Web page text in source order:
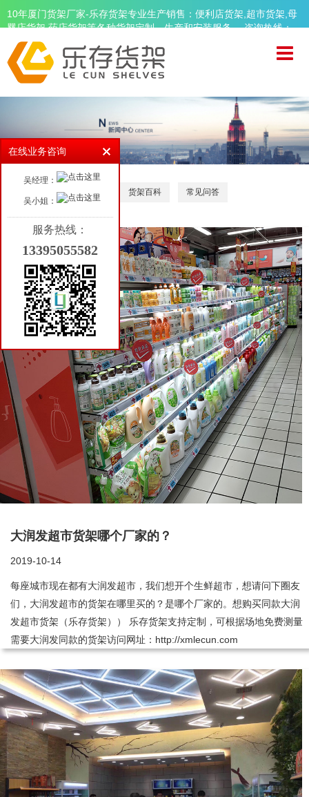
10年厦门货架厂家-乐存货架专业生产销售：便利店货架,超市货架,母
婴店货架,药店货架等各种货架定制、生产和安装服务。 咨询热线：
13395055582
首页
关于乐存
母婴店货架
周边设备
品牌案例
新闻资讯
货架商城
行业新闻 货架百科 常见问答
大润发超市货架哪个厂家的？
2019-10-14
每座城市现在都有大润发超市，我们想开个生鲜超市，想请问下圈友
们，大润发超市的货架在哪里买的？是哪个厂家的。想购买同款大润
发超市货架（乐存货架）） 乐存货架支持定制，可根据场地免费测量
需要大润发同款的货架访问网址：http://xmlecun.com
在线业务咨询
吴经理：
吴小姐：
服务热线：
13395055582